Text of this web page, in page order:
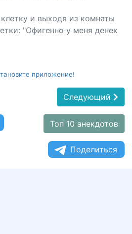
и выходя из комнаты
"Офигенно у меня денек
приложение!
Следующий
Топ 10 анекдотов
Поделиться